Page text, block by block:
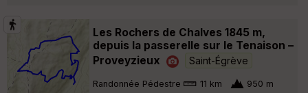
Les Rochers de Chalves 1845 m,
depuis la passerelle sur le Tenaison –
Proveyzieux
Saint-Égrève
Randonnée Pédestre 11 km 950 m